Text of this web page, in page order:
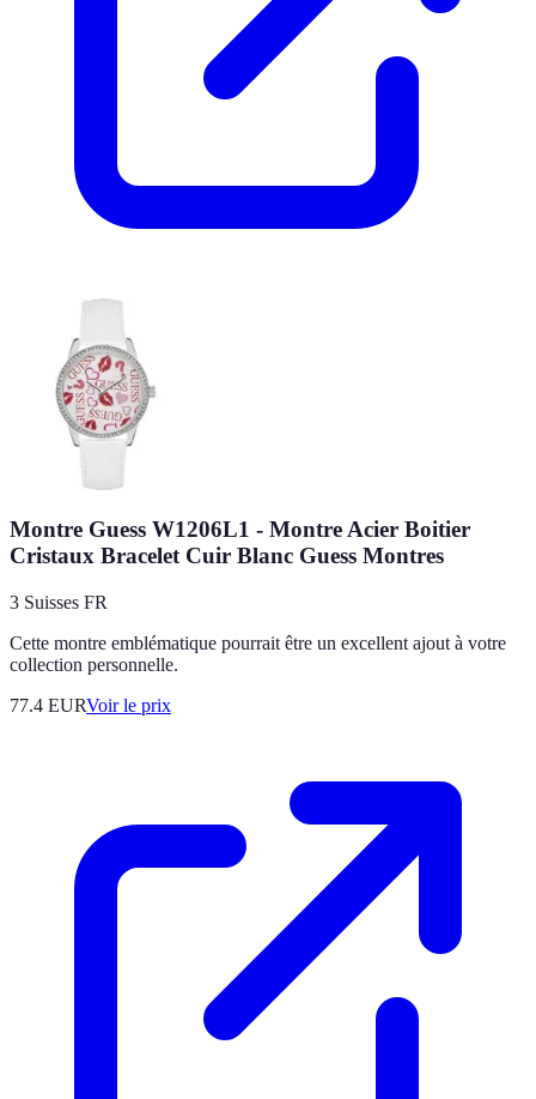
Montre Guess W1206L1 - Montre Acier Boitier
Cristaux Bracelet Cuir Blanc Guess Montres
3 Suisses FR
Cette montre emblématique pourrait être un excellent ajout à votre
collection personnelle.
77.4 EURVoir le prix